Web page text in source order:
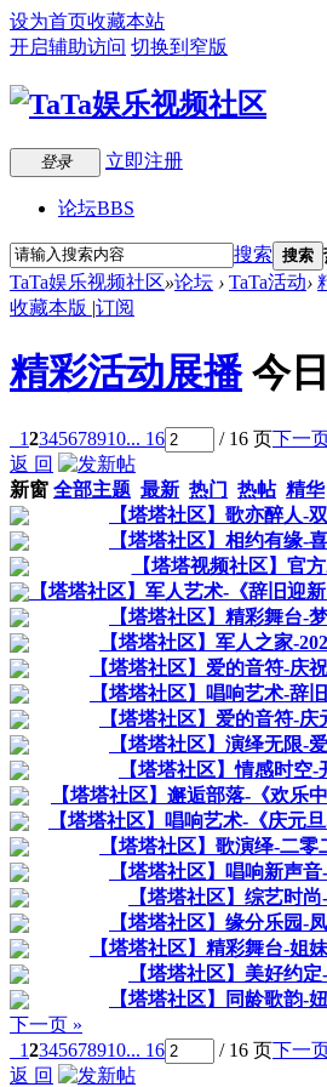
设为首页收藏本站
开启辅助访问 切换到窄版
登录 立即注册
论坛BBS
搜索 搜索
TaTa娱乐视频社区»论坛 › TaTa活动›
收藏本版 |订阅
精彩活动展播 今
12345678910... 16 / 16 页下一
返 回
新窗 全部主题 最新 热门 热帖 精华
【塔塔社区】歌亦醉人-
【塔塔社区】相约有缘-
【塔塔视频社区】官
【塔塔社区】军人艺术-《辞旧迎
【塔塔社区】精彩舞台-
【塔塔社区】军人之家-
【塔塔社区】爱的音符-庆
【塔塔社区】唱响艺术-辞
【塔塔社区】爱的音符-
【塔塔社区】演绎无限-
【塔塔社区】情感时空
【塔塔社区】邂逅部落-《欢乐
【塔塔社区】唱响艺术-《庆元
【塔塔社区】歌演绎-二
【塔塔社区】唱响新声
【塔塔社区】综艺时
【塔塔社区】缘分乐园-
【塔塔社区】精彩舞台-姐
【塔塔社区】美好约
【塔塔社区】同龄歌韵-
下一页 »
12345678910... 16 / 16 页下一
返 回